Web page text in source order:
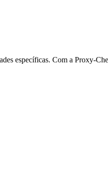
específicas. Com a Proxy-